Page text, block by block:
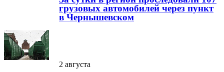
грузовых автомобилей через пункт
в Чернышевском
2 августа